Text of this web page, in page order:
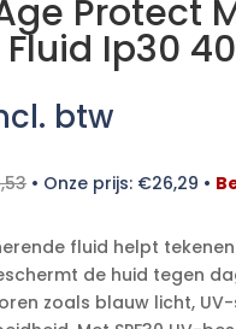
Protect
Ip30
btw
• Onze prijs: €26,29 •
fluid helpt
de huid tegen
zoals blauw licht,